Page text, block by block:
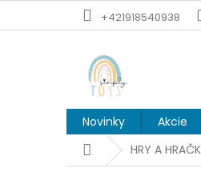
+421918540938
Novinky Akcie
DomovHRY A